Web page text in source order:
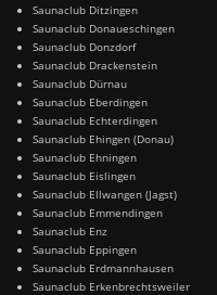
Saunaclub Ditzingen
Saunaclub Donaueschingen
Saunaclub Donzdorf
Saunaclub Drackenstein
Saunaclub Dürnau
Saunaclub Eberdingen
Saunaclub Echterdingen
Saunaclub Ehingen (Donau)
Saunaclub Ehningen
Saunaclub Eislingen
Saunaclub Ellwangen (Jagst)
Saunaclub Emmendingen
Saunaclub Enz
Saunaclub Eppingen
Saunaclub Erdmannhausen
Saunaclub Erkenbrechtsweiler